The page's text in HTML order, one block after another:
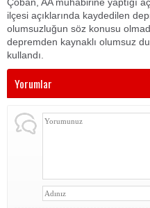
ilçesi açıklarında kaydedilen
olumsuzluğun söz konusu
depremden kaynaklı olumsuz
kullandı.
Yorumlar